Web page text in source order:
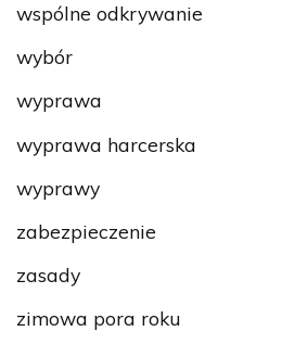
wspólne odkrywanie
wybór
wyprawa
wyprawa harcerska
wyprawy
zabezpieczenie
zasady
zimowa pora roku